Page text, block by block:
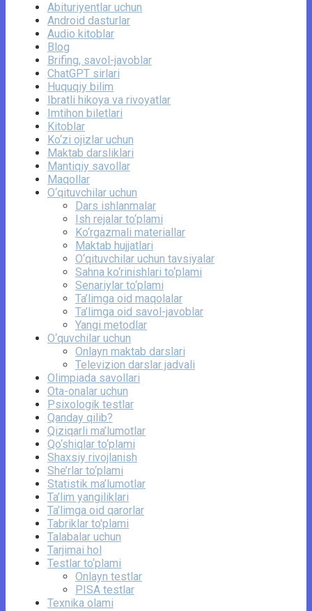
Abituriyentlar uchun
Android dasturlar
Audio kitoblar
Blog
Brifing, savol-javoblar
ChatGPT sirlari
Huquqiy bilim
Ibratli hikoya va rivoyatlar
Imtihon biletlari
Kitoblar
Ko‘zi ojizlar uchun
Maktab darsliklari
Mantiqiy savollar
Maqollar
O‘qituvchilar uchun
Dars ishlanmalar
Ish rejalar to‘plami
Ko‘rgazmali materiallar
Maktab hujjatlari
O‘qituvchilar uchun tavsiyalar
Sahna ko‘rinishlari to‘plami
Senariylar to‘plami
Ta’limga oid maqolalar
Ta’limga oid savol-javoblar
Yangi metodlar
O‘quvchilar uchun
Onlayn maktab darslari
Televizion darslar jadvali
Olimpiada savollari
Ota-onalar uchun
Psixologik testlar
Qanday qilib?
Qiziqarli ma’lumotlar
Qo‘shiqlar to‘plami
Shaxsiy rivojlanish
She’rlar to‘plami
Statistik ma’lumotlar
Ta’lim yangiliklari
Ta’limga oid qarorlar
Tabriklar to'plami
Talabalar uchun
Tarjimai hol
Testlar to‘plami
Onlayn testlar
PISA testlar
Texnika olami